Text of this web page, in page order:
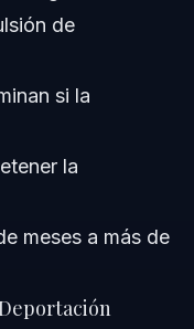
defensa legal?
Customs
enfrento
inmigración?
de
si la
la
meses a más de